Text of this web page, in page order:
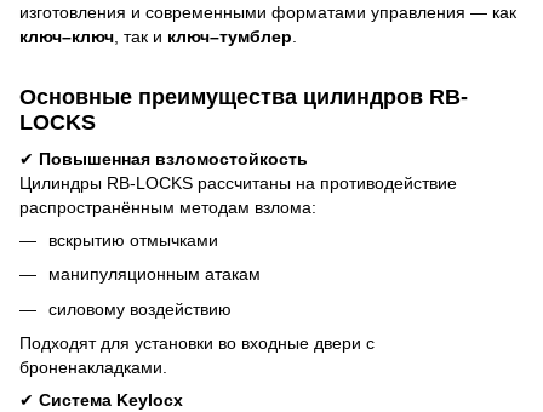
изготовления и современными форматами управления — как
ключ–ключ, так и ключ–тумблер.
Основные преимущества цилиндров RB-
LOCKS
✔ Повышенная взломостойкость
Цилиндры RB-LOCKS рассчитаны на противодействие
распространённым методам взлома:
вскрытию отмычками
манипуляционным атакам
силовому воздействию
Подходят для установки во входные двери с
броненакладками.
✔ Система Keylocx